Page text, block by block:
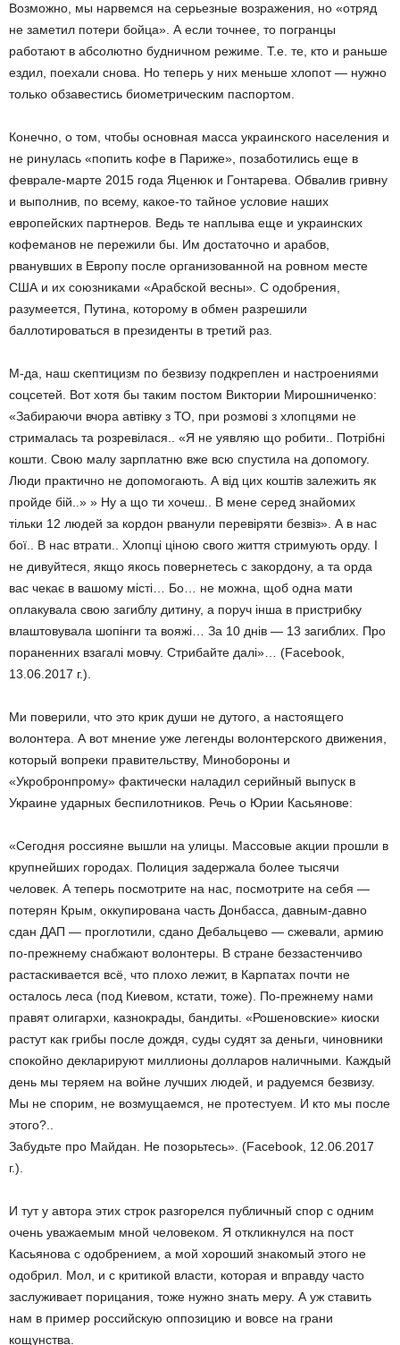
Возможно, мы нарвемся на серьезные возражения, но «отряд
не заметил потери бойца». А если точнее, то погранцы
работают в абсолютно будничном режиме. Т.е. те, кто и раньше
ездил, поехали снова. Но теперь у них меньше хлопот — нужно
только обзавестись биометрическим паспортом.
Конечно, о том, чтобы основная масса украинского населения и
не ринулась «попить кофе в Париже», позаботились еще в
феврале-марте 2015 года Яценюк и Гонтарева. Обвалив гривну
и выполнив, по всему, какое-то тайное условие наших
европейских партнеров. Ведь те наплыва еще и украинских
кофеманов не пережили бы. Им достаточно и арабов,
рванувших в Европу после организованной на ровном месте
США и их союзниками «Арабской весны». С одобрения,
разумеется, Путина, которому в обмен разрешили
баллотироваться в президенты в третий раз.
М-да, наш скептицизм по безвизу подкреплен и настроениями
соцсетей. Вот хотя бы таким постом Виктории Мирошниченко:
«Забираючи вчора автівку з ТО, при розмові з хлопцями не
стрималась та розревілася.. «Я не уявляю що робити.. Потрібні
кошти. Свою малу зарплатню вже всю спустила на допомогу.
Люди практично не допомогають. А від цих коштів залежить як
пройде бій..» » Ну а що ти хочеш.. В мене серед знайомих
тільки 12 людей за кордон рванули перевіряти безвіз». А в нас
бої.. В нас втрати.. Хлопці ціною свого життя стримують орду. І
не дивуйтеся, якщо якось повернетесь с закордону, а та орда
вас чекає в вашому місті… Бо… не можна, щоб одна мати
оплакувала свою загиблу дитину, а поруч інша в пристрибку
влаштовувала шопінги та вояжі… За 10 днів — 13 загиблих. Про
пораненних взагалі мовчу. Стрибайте далі»… (Facebook,
13.06.2017 г.).
Ми поверили, что это крик души не дутого, а настоящего
волонтера. А вот мнение уже легенды волонтерского движения,
который вопреки правительству, Минобороны и
«Укробронпрому» фактически наладил серийный выпуск в
Украине ударных беспилотников. Речь о Юрии Касьянове:
«Сегодня россияне вышли на улицы. Массовые акции прошли в
крупнейших городах. Полиция задержала более тысячи
человек. А теперь посмотрите на нас, посмотрите на себя —
потерян Крым, оккупирована часть Донбасса, давным-давно
сдан ДАП — проглотили, сдано Дебальцево — сжевали, армию
по-прежнему снабжают волонтеры. В стране беззастенчиво
растаскивается всё, что плохо лежит, в Карпатах почти не
осталось леса (под Киевом, кстати, тоже). По-прежнему нами
правят олигархи, казнокрады, бандиты. «Рошеновские» киоски
растут как грибы после дождя, суды судят за деньги, чиновники
спокойно декларируют миллионы долларов наличными. Каждый
день мы теряем на войне лучших людей, и радуемся безвизу.
Мы не спорим, не возмущаемся, не протестуем. И кто мы после
этого?..
Забудьте про Майдан. Не позорьтесь». (Facebook, 12.06.2017
г.).
И тут у автора этих строк разгорелся публичный спор с одним
очень уважаемым мной человеком. Я откликнулся на пост
Касьянова с одобрением, а мой хороший знакомый этого не
одобрил. Мол, и с критикой власти, которая и вправду часто
заслуживает порицания, тоже нужно знать меру. А уж ставить
нам в пример российскую оппозицию и вовсе на грани
кощунства.